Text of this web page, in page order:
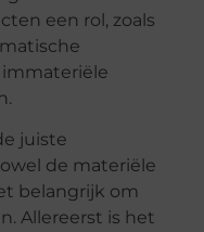
een rol, zoals
immateriële
juiste
de materiële
belangrijk om
Allereerst is het